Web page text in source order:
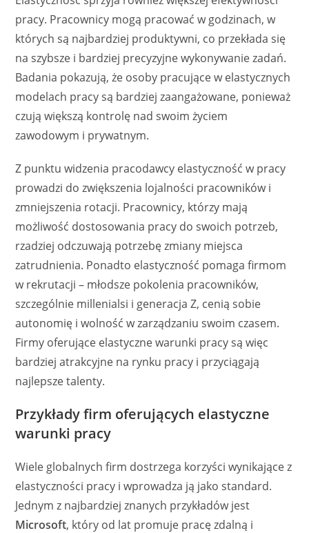
pracy. Pracownicy mogą pracować w godzinach, w
których są najbardziej produktywni, co przekłada się
na szybsze i bardziej precyzyjne wykonywanie zadań.
Badania pokazują, że osoby pracujące w elastycznych
modelach pracy są bardziej zaangażowane, ponieważ
czują większą kontrolę nad swoim życiem
zawodowym i prywatnym.
Z punktu widzenia pracodawcy elastyczność w pracy
prowadzi do zwiększenia lojalności pracowników i
zmniejszenia rotacji. Pracownicy, którzy mają
możliwość dostosowania pracy do swoich potrzeb,
rzadziej odczuwają potrzebę zmiany miejsca
zatrudnienia. Ponadto elastyczność pomaga firmom
w rekrutacji – młodsze pokolenia pracowników,
szczególnie millenialsi i generacja Z, cenią sobie
autonomię i wolność w zarządzaniu swoim czasem.
Firmy oferujące elastyczne warunki pracy są więc
bardziej atrakcyjne na rynku pracy i przyciągają
najlepsze talenty.
Przykłady firm oferujących elastyczne
warunki pracy
Wiele globalnych firm dostrzega korzyści wynikające z
elastyczności pracy i wprowadza ją jako standard.
Jednym z najbardziej znanych przykładów jest
Microsoft, który od lat promuje pracę zdalną i